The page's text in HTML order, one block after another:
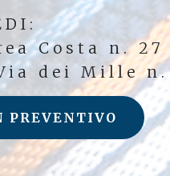
Costa n. 27
dei Mille n.
PREVENTIVO